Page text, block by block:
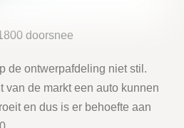
doorsnee
de ontwerpafdeling niet stil.
van de markt een auto kunnen
en dus is er behoefte aan